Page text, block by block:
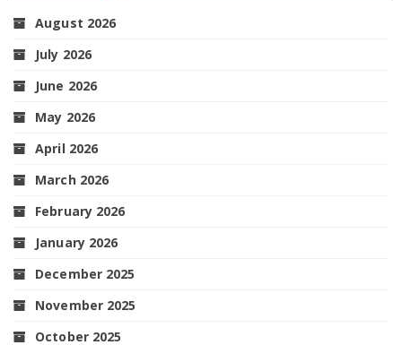
August 2026
July 2026
June 2026
May 2026
April 2026
March 2026
February 2026
January 2026
December 2025
November 2025
October 2025